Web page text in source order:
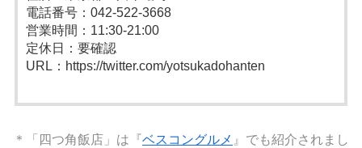
電話番号：042-522-3668
営業時間：11:30-21:00
定休日：要確認
URL：https://twitter.com/yotsukadohanten
＊「四つ角飯店」は『ベスコングルメ 』でも紹介されまし